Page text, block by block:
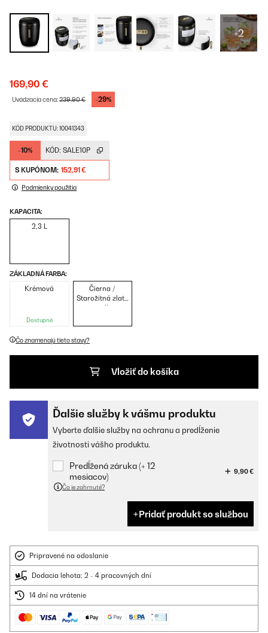
+2
169,90 €
Uvádzacia cena:239,90 € -29%
KÓD PRODUKTU: 10041343
-10% KÓD: SALE10P
S KUPÓNOM: 152,91 €
Podmienky použitia
KAPACITA:
2,3 L
ZÁKLADNÁ FARBA:
Krémová
Dostupné
Čierna /
Starožitná zlatá
metalíza
Čo znamenajú tieto stavy?
Vložiť do košíka
Ďalšie služby k vášmu produktu
Vyberte ďalšie služby na ochranu a predĺženie
životnosti vášho produktu.
Predĺžená záruka (+ 12
mesiacov)
9,90 €
Čo je zahrnuté?
Pridať produkt so službou
Pripravené na odoslanie
Dodacia lehota: 2 - 4 pracovných dní
14 dní na vrátenie